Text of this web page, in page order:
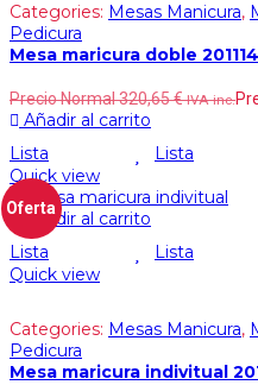
Categories: Mesas Manicura,
Pedicura
Mesa maricura doble
Precio Normal320,65€ IVA inc.
Añadir al carrito
Lista
Lista
Quick view
Oferta
Añadir al carrito
Lista
Lista
Quick view
Categories: Mesas Manicura,
Pedicura
Mesa maricura indivitual